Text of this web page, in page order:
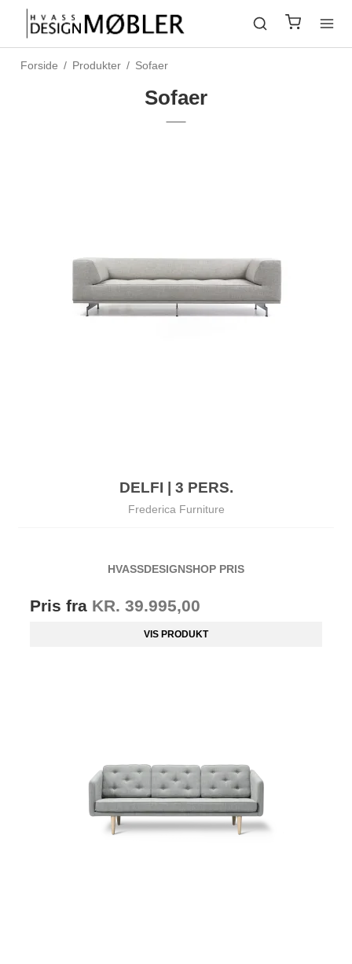
Forside / Produkter / Sofaer
Sofaer
DELFI | 3 PERS.
Frederica Furniture
HVASSDESIGNSHOP PRIS
Pris fra KR. 39.995,00
VIS PRODUKT